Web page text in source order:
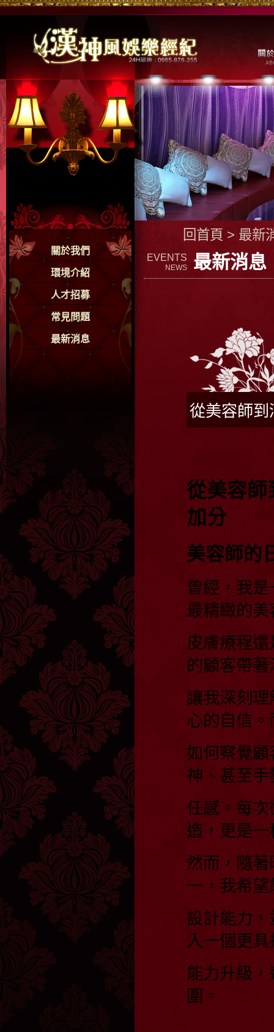
關於我們
環境介紹
人才招募
常見問題
最新消息
回首頁 > 最新
EVENTS
NEWS 最新消息
從美容師
從美容
加分
美容師的
曾經，我
最精緻的
皮膚療程
的顧客帶
讓我深刻
心的自信
如何察覺
神、甚至
任感。每
造，更是
然而，隨
一，我希
設計能力
入一個更
能力升級
圍。